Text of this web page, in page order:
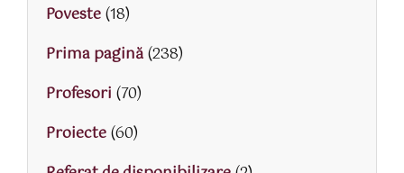
Poveste(18)
Prima pagină(238)
Profesori (70)
Proiecte(60)